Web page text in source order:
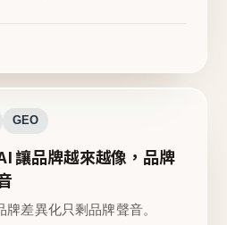
GEO
讓品牌越來越像，品牌
差異化只剩品牌聲音。